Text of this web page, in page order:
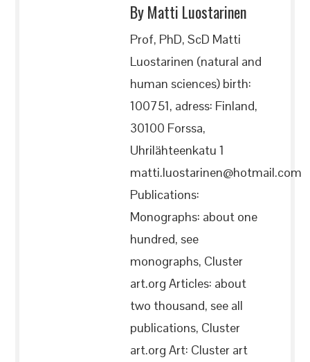
By Matti Luostarinen
Prof, PhD, ScD Matti
Luostarinen (natural and
human sciences) birth:
100751, adress: Finland,
30100 Forssa,
Uhrilähteenkatu 1
matti.luostarinen@hotmail.com
Publications:
Monographs: about one
hundred, see
monographs, Cluster
art.org Articles: about
two thousand, see all
publications, Cluster
art.org Art: Cluster art